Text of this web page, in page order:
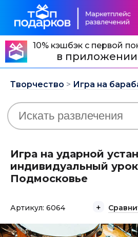
10% кэшбэк с первой
в приложении
Творчество > Игра на
Игра на ударной
индивидуальный
Подмосковье
Артикул: 6064